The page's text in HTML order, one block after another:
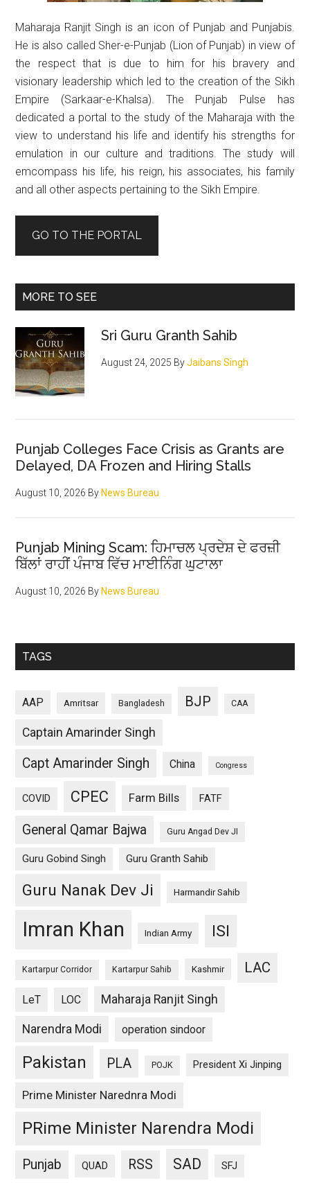
Maharaja Ranjit Singh is an icon of Punjab and Punjabis.
He is also called Sher-e-Punjab (Lion of Punjab) in view of
the respect that is due to him for his bravery and
visionary leadership which led to the creation of the Sikh
Empire (Sarkaar-e-Khalsa). The Punjab Pulse has
dedicated a portal to the study of the Maharaja with the
view to understand his life and identify his strengths for
emulation in our culture and traditions. The study will
emcompass his life, his reign, his associates, his family
and all other aspects pertaining to the Sikh Empire.
GO TO THE PORTAL
MORE TO SEE
Sri Guru Granth Sahib
August 24, 2025 ByJaibans Singh
Punjab Colleges Face Crisis as Grants are
Delayed, DA Frozen and Hiring Stalls
August 10, 2026 By News Bureau
Punjab Mining Scam: ਹਿਮਾਚਲ ਪ੍ਰਦੇਸ਼ ਦੇ ਫਰਜ਼ੀ
ਬਿੱਲਾਂ ਰਾਹੀਂ ਪੰਜਾਬ ਵਿੱਚ ਮਾਈਨਿੰਗ ਘੁਟਾਲਾ
August 10, 2026 By News Bureau
TAGS
AAP Amritsar Bangladesh BJP CAA
Captain Amarinder Singh
Capt Amarinder Singh China Congress
COVID CPEC Farm Bills FATF
General Qamar Bajwa Guru Angad Dev JI
Guru Gobind Singh Guru Granth Sahib
Guru Nanak Dev Ji Harmandir Sahib
Imran Khan Indian Army ISI
Kartarpur Corridor Kartarpur Sahib Kashmir LAC
LeT LOC Maharaja Ranjit Singh
Narendra Modi operation sindoor
Pakistan PLA POJK President Xi Jinping
Prime Minister Narednra Modi
PRime Minister Narendra Modi
Punjab QUAD RSS SAD SFJ